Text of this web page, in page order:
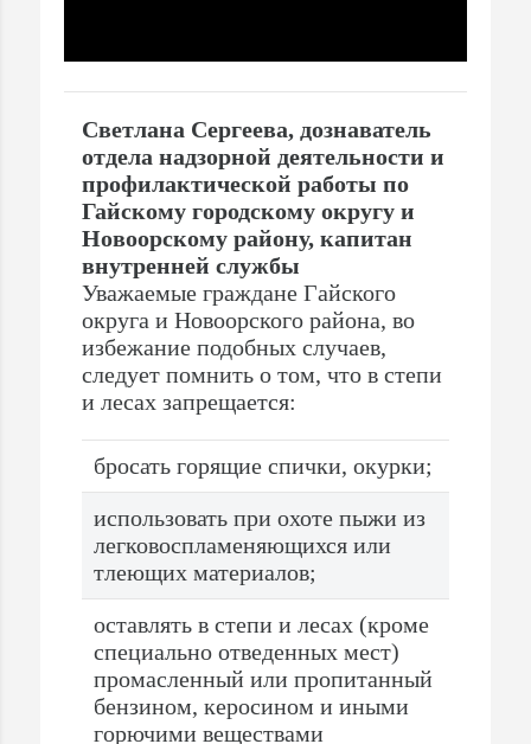
Светлана Сергеева, дознаватель
отдела надзорной деятельности и
профилактической работы по
Гайскому городскому округу и
Новоорскому району, капитан
внутренней службы
Уважаемые граждане Гайского
округа и Новоорского района, во
избежание подобных случаев,
следует помнить о том, что в степи
и лесах запрещается:
бросать горящие спички, окурки;
использовать при охоте пыжи из
легковоспламеняющихся или
тлеющих материалов;
оставлять в степи и лесах (кроме
специально отведенных мест)
промасленный или пропитанный
бензином, керосином и иными
горючими веществами